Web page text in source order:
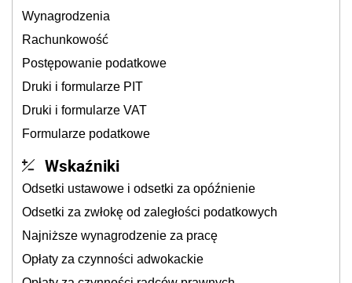
Wynagrodzenia
Rachunkowość
Postępowanie podatkowe
Druki i formularze PIT
Druki i formularze VAT
Formularze podatkowe
Wskaźniki
Odsetki ustawowe i odsetki za opóźnienie
Odsetki za zwłokę od zaległości podatkowych
Najniższe wynagrodzenie za pracę
Opłaty za czynności adwokackie